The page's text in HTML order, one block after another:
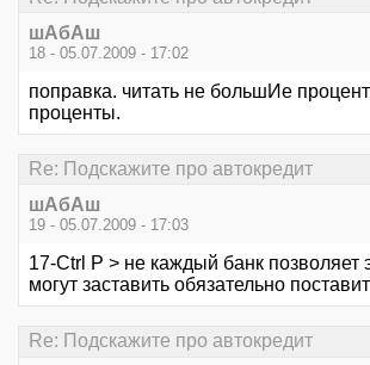
шАбАш
18 - 05.07.2009 - 17:02
поправка. читать не большИе
проценты.
Re: Подскажите про автокредит
шАбАш
19 - 05.07.2009 - 17:03
17-Ctrl P > не каждый банк позволяет
могут заставить обязательно
Re: Подскажите про автокредит